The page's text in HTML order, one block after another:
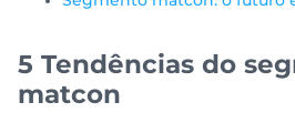
5 Tendências do
matcon